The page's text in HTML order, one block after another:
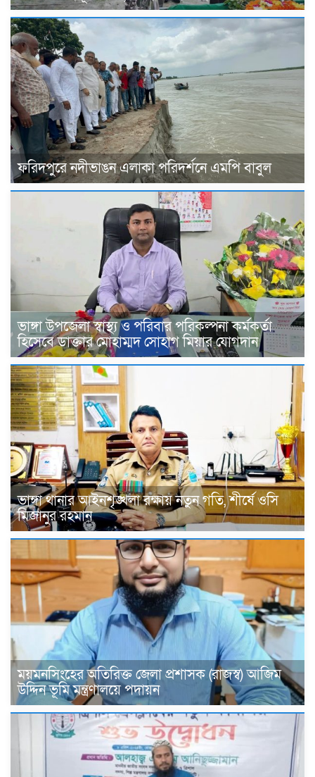
ফরিদপুরে নদীভাঙন এলাকা পরিদর্শনে এমপি বাবুল
ভাঙ্গা উপজেলা স্বাস্থ্য ও পরিবার পরিকল্পনা কর্মকর্তা
হিসেবে ডাক্তার মোহাম্মদ সোহাগ মিয়ার যোগদান
ভাঙ্গা থানার আইনশৃঙ্খলা রক্ষায় নতুন গতি, শীর্ষে ওসি
মিজানুর রহমান
ময়মনসিংহের অতিরিক্ত জেলা প্রশাসক (রাজস্ব) আজিম
উদ্দিন ভূমি মন্ত্রণালয়ে পদায়ন